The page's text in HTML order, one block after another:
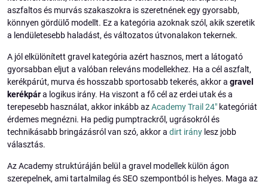
aszfaltos és murvás szakaszokra is szeretnének egy gyorsabb,
könnyen gördülő modellt. Ez a kategória azoknak szól, akik szeretik
a lendületesebb haladást, és változatos útvonalakon tekernek.
A jól elkülönített gravel kategória azért hasznos, mert a látogató
gyorsabban eljut a valóban releváns modellekhez. Ha a cél aszfalt,
kerékpárút, murva és hosszabb sportosabb tekerés, akkor a gravel
kerékpára logikus irány. Ha viszont a fő cél az erdei utak és a
terepesebb használat, akkor inkább azAcademy Trail 24" kategóriát
érdemes megnézni. Ha pedig pumptrackről, ugrásokról és
technikásabb bringázásról van szó, akkor a dirt irány lesz jobb
választás.
Az Academy struktúráján belül a gravel modellek külön ágon
szerepelnek, ami tartalmilag és SEO szempontból is helyes. Maga az